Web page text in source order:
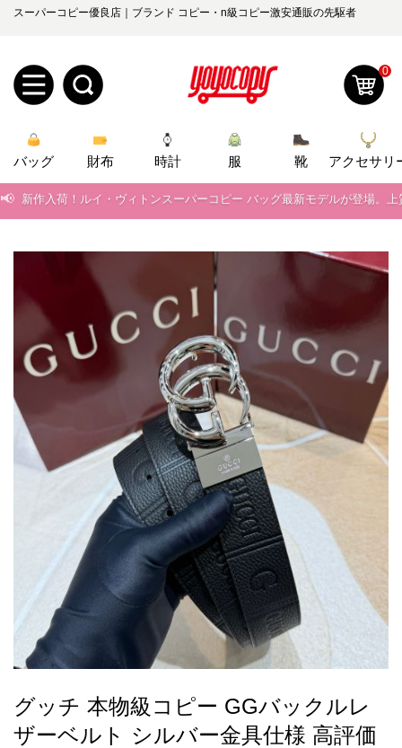
スーパーコピー優良店｜ブランド コピー・n級コピー激安通販の先駆者
規
ユ
登
録
ロ
グ
yoyocopys@gmail.com
2026人気特集
バッグ
財布
時計
服
ズボン
衣装セット
靴
住まい用品
アクセサリー
ベルト
スカーフ
アイフォーンケ
ース
小物
お
す
0
バッグ 財布 時計 服 靴 アクセサリ
当店は正真正銘のn級スーパーコピーのみ取扱い。最高品質の再現度を
2026春の新作続々更新中！期間中のご注文でお得な割引をご利用いただ
📢 2026春の新作続々更新中！期間中のご注文でお得な割引をご利用いただ
新作入荷！ルイ・ヴィトンスーパーコピー バッグ最新モデルが登場。
グッチ 本物級コピー GGバックルレ
ザーベルト シルバー金具仕様 高評価